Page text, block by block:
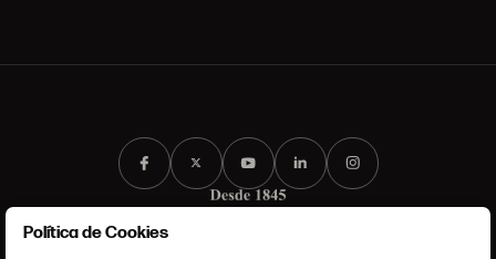
Política de Cookies